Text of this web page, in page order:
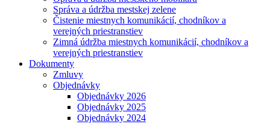
Správa a údržba mestskej zelene
Čistenie miestnych komunikácií, chodníkov a
verejných priestranstiev
Zimná údržba miestnych komunikácií, chodníkov a
verejných priestranstiev
Dokumenty
Zmluvy
Objednávky
Objednávky 2026
Objednávky 2025
Objednávky 2024